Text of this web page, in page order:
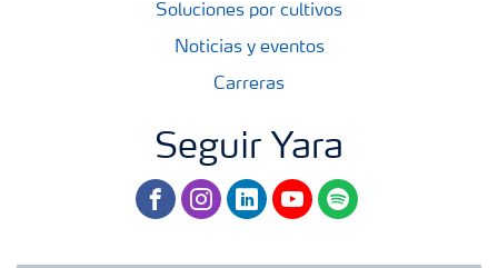
Soluciones por cultivos
Noticias y eventos
Carreras
Seguir Yara
facebookinstagram
linkedinyoutubespotify